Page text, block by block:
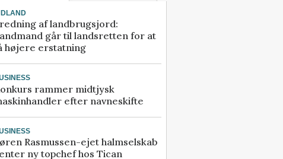
af landbrugsjord:
går til landsretten for at
højere erstatning
rammer midtjysk
efter navneskifte
Rasmussen-ejet halmselskab
ny topchef hos Tican